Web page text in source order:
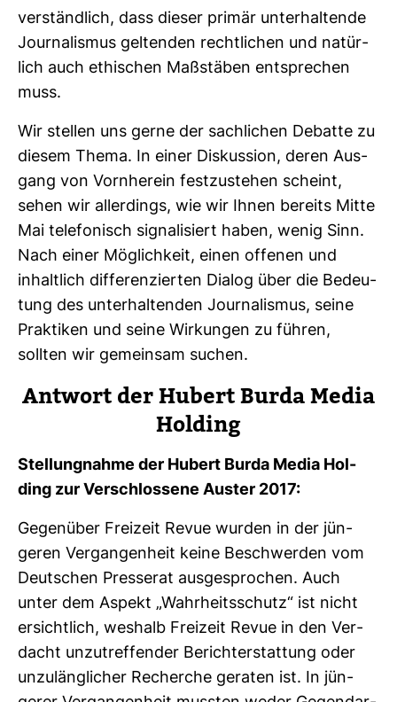
ver­ständ­lich, dass dieser primär unter­hal­tende
Jour­na­lismus gel­tenden recht­li­chen und natür­
lich auch ethi­schen Maß­stäben ent­spre­chen
muss.
Wir stellen uns gerne der sach­li­chen Debatte zu
diesem Thema. In einer Dis­kus­sion, deren Aus­
gang von Vorn­herein fest­zu­stehen scheint,
sehen wir aller­dings, wie wir Ihnen bereits Mitte
Mai tele­fo­nisch signa­li­siert haben, wenig Sinn.
Nach einer Mög­lich­keit, einen offenen und
inhalt­lich dif­fe­ren­zierten Dialog über die Bedeu­
tung des unter­hal­tenden Jour­na­lismus, seine
Prak­tiken und seine Wir­kungen zu führen,
sollten wir gemeinsam suchen.
Ant­wort der Hubert Burda Media
Hol­ding
Stel­lung­nahme der Hubert Burda Media Hol­
ding zur Ver­schlos­sene Auster 2017:
Gegen­über Frei­zeit Revue wurden in der jün­
geren Ver­gan­gen­heit keine Beschwerden vom
Deut­schen Pres­serat aus­ge­spro­chen. Auch
unter dem Aspekt „Wahr­heits­schutz“ ist nicht
ersicht­lich, wes­halb Frei­zeit Revue in den Ver­
dacht unzu­tref­fender Bericht­erstat­tung oder
unzu­läng­li­cher Recherche geraten ist. In jün­